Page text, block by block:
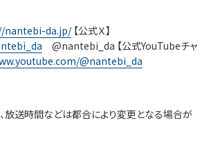
nantebi-da.jp/【公式Ｘ】
@nantebi_da 【公式YouTubeチャ
@nantebi_da
放送時間などは都合により変更となる場合が